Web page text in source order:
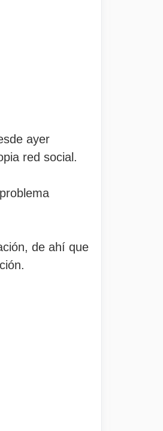
ayer
red social.
de ahí que